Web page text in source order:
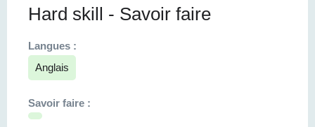
Hard skill - Savoir faire
Langues :
Anglais
Savoir faire :